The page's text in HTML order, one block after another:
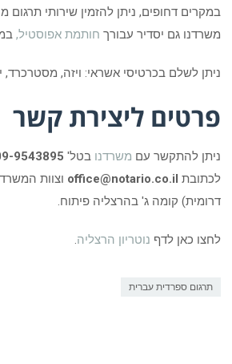
במקרים דחופים, ניתן להזמין שירותי
משרדנו גם יסדיר עבורך חותמת אפוסטיל,
ניתן לשלם בכרטיסי אשראי: ויזה,
פרטים ליצירת קשר
ניתן להתקשר עם משרדנו בטל' 9543895
לכתובת office@notario.co.il
דרומית) קומה ג' בהרצליה פיתוח.
לחצו כאן לדף נוטריון הרצליה.
תרגום ספרדית עברית